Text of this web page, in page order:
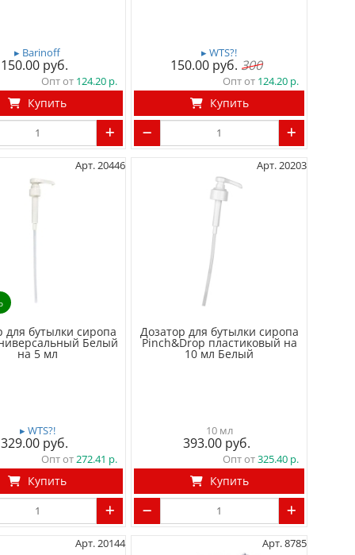
▸ Barinoff
150.00
Опт от 124.20
Купить
▸ WTS?!
150.00 300
Опт от 124.20
Купить
Арт. 20446
для бутылки сиропа
Белый
на 5 мл
▸ WTS?!
329.00
Опт от272.41
Купить
Арт. 20203
Дозатор для бутылки сиропа
Pinch&Drop пластиковый на
10 мл Белый
10 мл
393.00
Опт от325.40
Купить
Арт. 20144 Арт. 8785